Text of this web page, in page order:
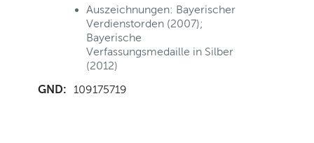
Auszeichnungen: Bayerischer
Verdienstorden (2007);
Bayerische
Verfassungsmedaille in Silber
(2012)
GND: 109175719